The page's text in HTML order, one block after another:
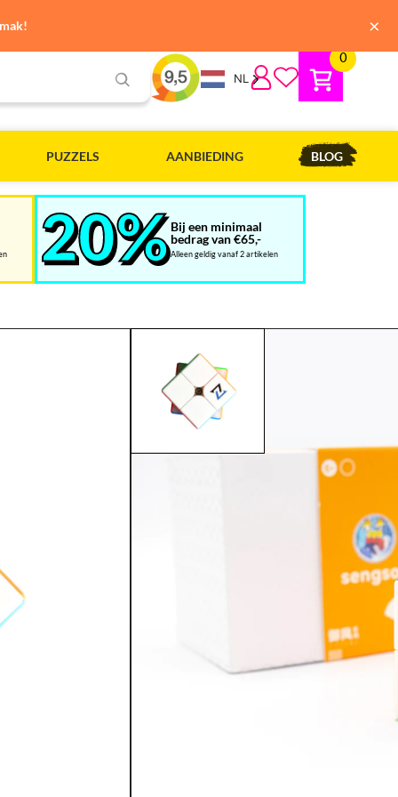
NL
0
PUZZELS AANBIEDING BLOG
Bij een minimaal
bedrag van €65,-
Alleen geldig vanaf 2 artikelen
×